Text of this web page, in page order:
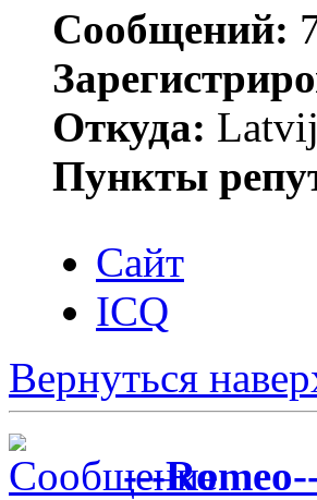
Сообщений:
Откуда:
Пункты
Сайт
ICQ
Вернуться
---